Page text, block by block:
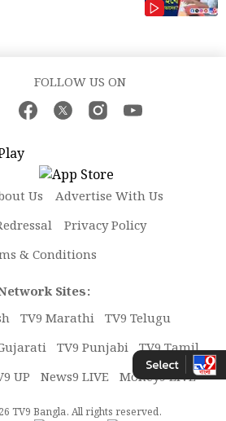
FOLLOW US ON
Us
Advertise With Us
Privacy Policy
& Conditions
Sites:
TV9 Marathi TV9 Telugu
TV9 Punjabi TV9 Tamil
UP News9 LIVE Money9 LIVE
TV9 Bangla. All rights reserved.